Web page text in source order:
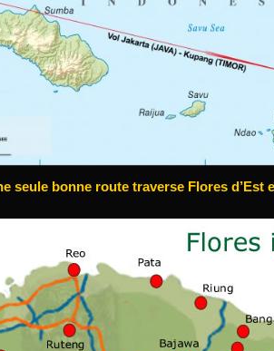
seule bonne route traverse Flores d’Est